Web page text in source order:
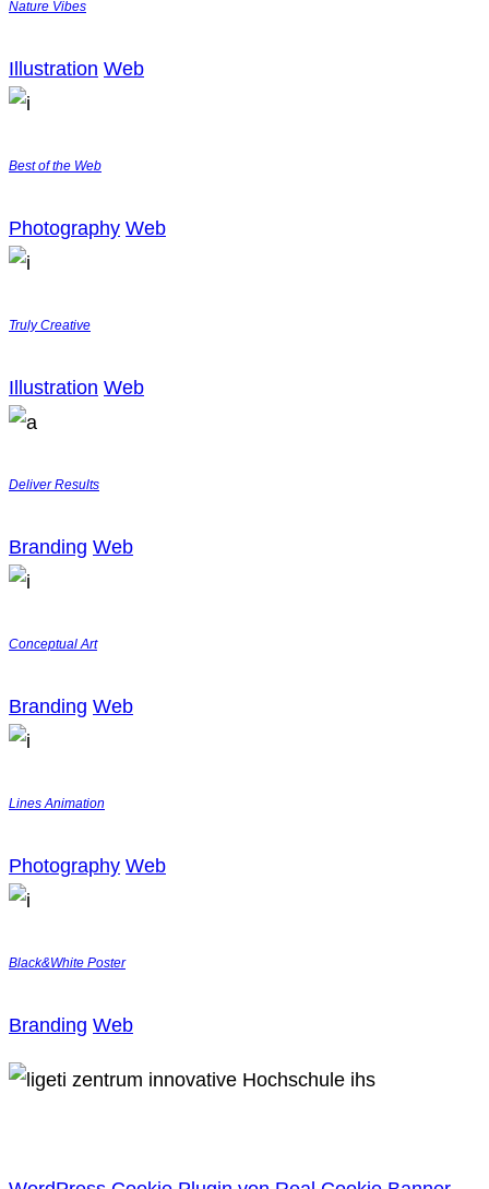
Nature Vibes
Illustration Web
Best of the Web
Photography Web
Truly Creative
Illustration Web
Deliver Results
Branding Web
Conceptual Art
Branding Web
Lines Animation
Photography Web
Black&White Poster
Branding Web